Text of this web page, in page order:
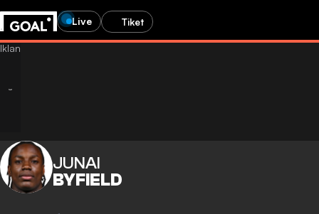
Live Tiket
JUNAI
BYFIELD